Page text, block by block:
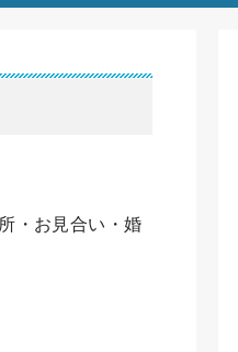
・お見合い・婚